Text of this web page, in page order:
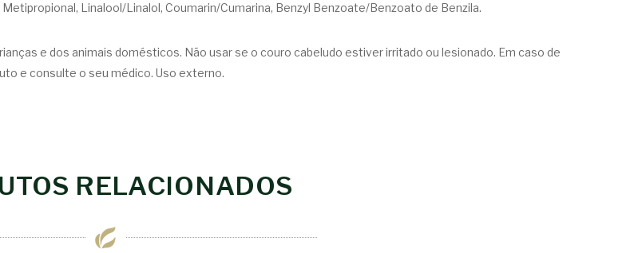
Linalool/Linalol, Coumarin/Cumarina, Benzyl Benzoate/Benzoato de Benzila.
e dos animais domésticos. Não usar se o couro cabeludo estiver irritado ou lesionado. Em caso de
e consulte o seu médico. Uso externo.
RELACIONADOS